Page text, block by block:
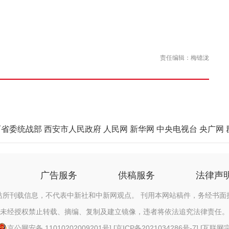
责任编辑：梅镱泷
委统战部 西安市人民政府 人民网 新华网 中央电视台 央广网
广告服务 供稿服务 法律声
所刊载信息，不代表中新社和中新网观点。 刊用本网站稿件，务经书面
未经授权禁止转载、摘编、复制及建立镜像，违者将依法追究法律责任。